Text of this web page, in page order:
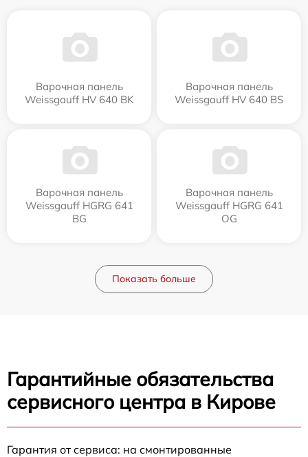
Варочная панель
Weissgauff HV 640 BK
Варочная панель
Weissgauff HV 640 BS
Варочная панель
Weissgauff HGRG 641
BG
Варочная панель
Weissgauff HGRG 641
OG
Показать больше
Гарантийные обязательства
сервисного центра в Кирове
Гарантия от сервиса: на смонтированные